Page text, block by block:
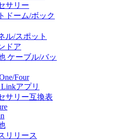
サリー
ドーム/ボック
ル/スポット
ドア
ケーブル/バッ
Four
Linkアプリ
サリー互換表
リリース